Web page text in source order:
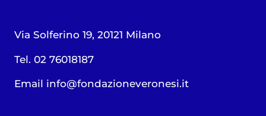
Via Solferino 19, 20121 Milano
Tel. 02 76018187
Email info@fondazioneveronesi.it